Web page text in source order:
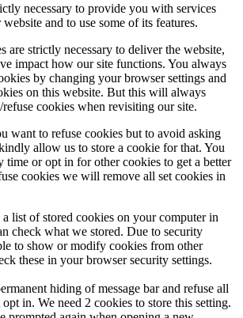
necessary to provide you with services
and to use some of its features.
are strictly necessary to deliver the website,
impact how our site functions. You always
by changing your browser settings and
on this website. But this will always
cookies when revisiting our site.
want to refuse cookies but to avoid asking
allow us to store a cookie for that. You
time or opt in for other cookies to get a better
cookies we will remove all set cookies in
list of stored cookies on your computer in
check what we stored. Due to security
to show or modify cookies from other
these in your browser security settings.
hiding of message bar and refuse all
in. We need 2 cookies to store this setting.